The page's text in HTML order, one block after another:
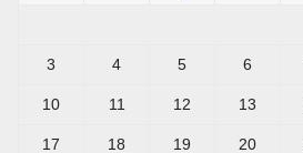
3 4 5 6
10 11 12 13
17 18 19 20